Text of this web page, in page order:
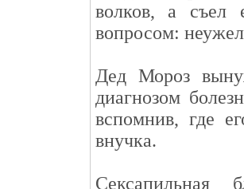
волков, а съел
вопросом:
Дед Мороз
диагнозом
вспомнив, где
внучка.
Сексапильная